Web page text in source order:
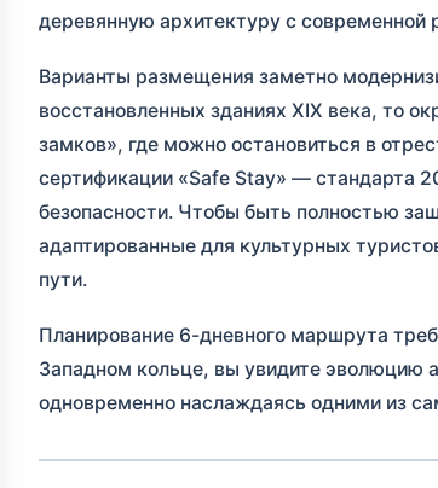
деревянную архитектуру с
Варианты размещения заметно
восстановленных зданиях XIX века, то
замков», где можно остановиться в
сертификации «Safe Stay» — стандарта
безопасности. Чтобы быть полностью
адаптированные для культурных
пути.
Планирование 6-дневного маршрута
Западном кольце, вы увидите эволюцию
одновременно наслаждаясь одними из